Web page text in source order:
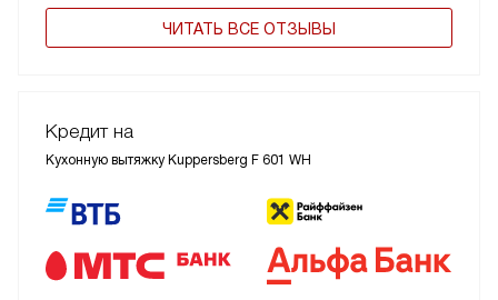
ЧИТАТЬ ВСЕ ОТЗЫВЫ
Кредит на
Кухонную вытяжку Kuppersberg F 601 WH